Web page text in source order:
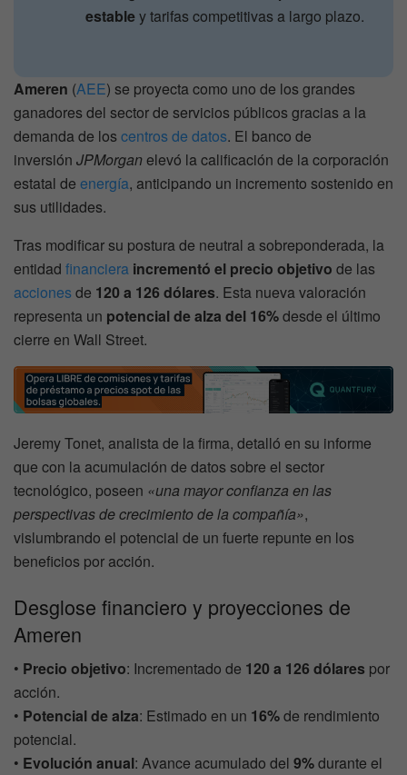
establey tarifas competitivas a largo plazo.
Ameren (AEE) se proyecta como uno de los grandes
ganadores del sector de servicios públicos gracias a la
demanda de loscentros de datos. El banco de
inversión JPMorganelevó la calificación de la corporación
estatal de energía, anticipando un incremento sostenido en
sus utilidades.
Tras modificar su postura de neutral a sobreponderada, la
entidad financiera incrementó el precio objetivo de las
accionesde 120 a 126 dólares. Esta nueva valoración
representa un potencial de alza del 16%desde el último
cierre en Wall Street.
Jeremy Tonet, analista de la firma, detalló en su informe
que con la acumulación de datos sobre el sector
tecnológico, poseen «una mayor confianza en las
perspectivas de crecimiento de la compañía»,
vislumbrando el potencial de un fuerte repunte en los
beneficios por acción.
Desglose financiero y proyecciones de
Ameren
• Precio objetivo: Incrementado de 120 a 126 dólares por
acción.
• Potencial de alza: Estimado en un 16%de rendimiento
potencial.
• Evolución anual: Avance acumulado del 9%durante el